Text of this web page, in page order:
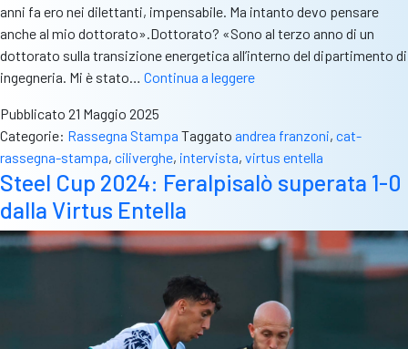
anni fa ero nei dilettanti, impensabile. Ma intanto devo pensare
anche al mio dottorato».Dottorato? «Sono al terzo anno di un
dottorato sulla transizione energetica all’interno del dipartimento di
ingegneria. Mi è stato… Continua a leggereRass.stampa
–
Franzoni:
“Faccio
dottorato
e
la
C.
Pubblicato 21 Maggio 2025
Categorie: Rassegna Stampa Taggato andrea franzoni, cat-
rassegna-stampa, ciliverghe, intervista, virtus entella
Steel Cup 2024: Feralpisalò superata 1-0
dalla Virtus Entella